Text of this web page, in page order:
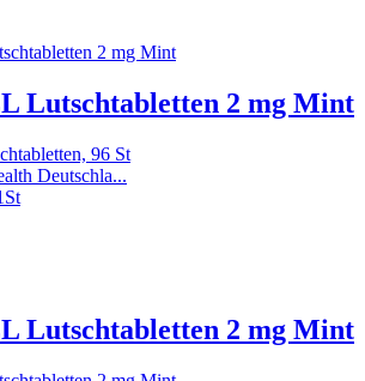
Lutschtabletten 2 mg Mint
96 St
Deutschla...
Lutschtabletten 2 mg Mint